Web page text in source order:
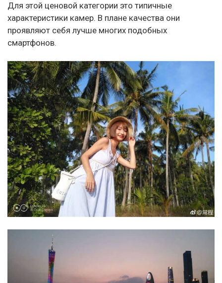
Для этой ценовой категории это типичные
характеристики камер. В плане качества они
проявляют себя лучше многих подобных
смартфонов.